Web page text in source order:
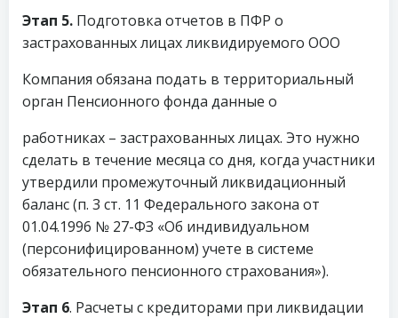
Этап 5. Подготовка отчетов в ПФР о
застрахованных лицах ликвидируемого ООО
Компания обязана подать в территориальный
орган Пенсионного фонда данные о
работниках – застрахованных лицах. Это нужно
сделать в течение месяца со дня, когда участники
утвердили промежуточный ликвидационный
баланс (п. 3 ст. 11 Федерального закона от
01.04.1996 № 27-ФЗ «Об индивидуальном
(персонифицированном) учете в системе
обязательного пенсионного страхования»).
Этап 6. Расчеты с кредиторами при ликвидации